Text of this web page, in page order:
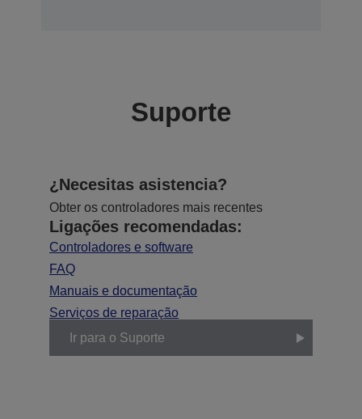
Suporte
¿Necesitas asistencia?
Obter os controladores mais recentes
Ligações recomendadas:
Controladores e software
FAQ
Manuais e documentação
Serviços de reparação
Ir para o Suporte